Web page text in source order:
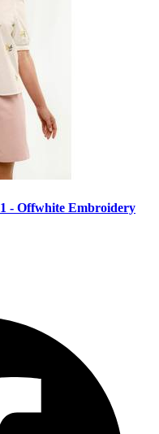
- Offwhite Embroidery